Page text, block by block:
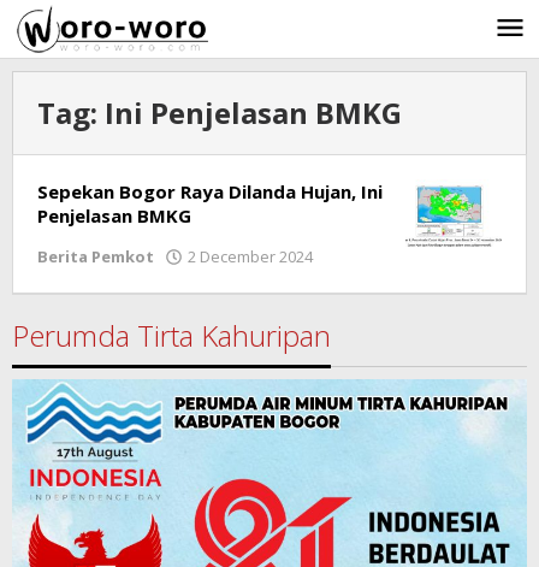
Skip
to
content
Tag: Ini Penjelasan BMKG
Sepekan Bogor Raya Dilanda Hujan, Ini
Penjelasan BMKG
Berita Pemkot 2 December 2024
Perumda Tirta Kahuripan